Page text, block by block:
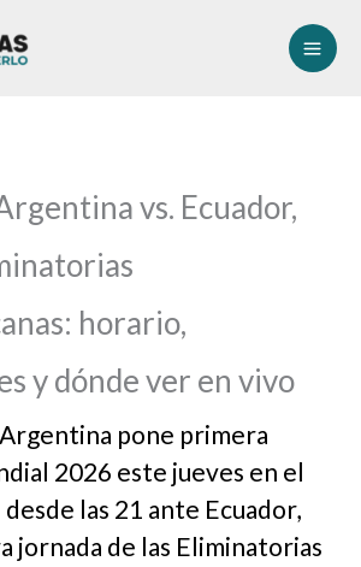
vs. Ecuador,
horario,
y dónde ver en vivo
pone primera
2026 este jueves en el
las 21 ante Ecuador,
jornada de las Eliminatorias